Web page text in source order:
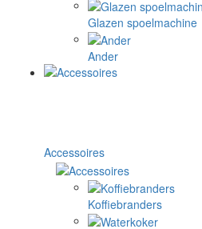
Glazen spoelmachine
Ander
Accessoires
Koffiebranders